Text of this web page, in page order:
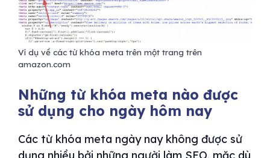
Ví dụ về các từ khóa meta trên một trang trên
amazon.com
Những từ khóa meta nào được
sử dụng cho ngày hôm nay
Các từ khóa meta ngày nay không được sử